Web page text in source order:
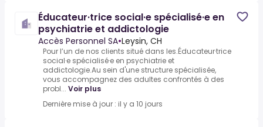
Éducateur·trice social·e spécialisé·e en
psychiatrie et addictologie
Accès Personnel SA•Leysin, CH
Pour l’un de nos clients situé dans les.Éducateur·trice
social·e spécialisé·e en psychiatrie et
addictologie.Au sein d'une structure spécialisée,
vous accompagnez des adultes confrontés à des
probl... Voir plus
Dernière mise à jour : il y a 10 jours